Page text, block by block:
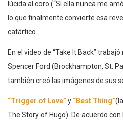
lúcida al coro (“Si ella nunca me
lo que finalmente convierte esa
catártico.
En el video de “Take It Back”
Spencer Ford (Brockhampton, St.
también creó las imágenes de sus
“Trigger of Love” y “Best Thing”
The Story of Hugo). De acuerdo